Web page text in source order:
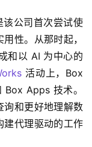
公司首次尝试使
性。从那时起，
和以 AI 为中心的
活动上，Box
Apps 技术。
询和更好地理解数
建代理驱动的工作